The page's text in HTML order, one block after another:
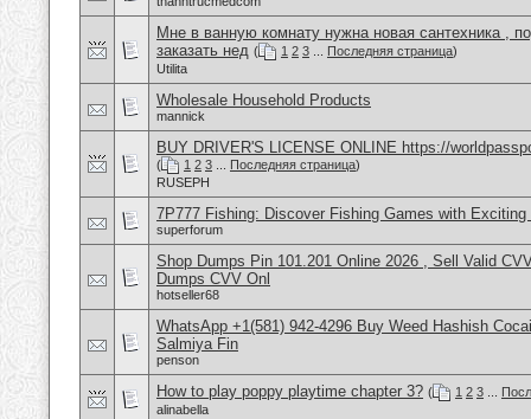
Мне в ванную комнату нужна новая сантехника ,
заказать нед ( 1 2 3 Последняя страница)
Utilita
Wholesale Household Products
mannick
BUY DRIVER'S LICENSE ONLINE https://
( 1 2 3 Последняя страница)
RUSEPH
7P777 Fishing: Discover Fishing Games with
superforum
Shop Dumps Pin 101.201 Online 2026 , Sell Valid
Dumps CVV Onl
hotseller68
WhatsApp +1(581) 942-4296 Buy Weed Hashish
Salmiya Fin
penson
How to play poppy playtime chapter 3? ( 1 2 3
alinabella